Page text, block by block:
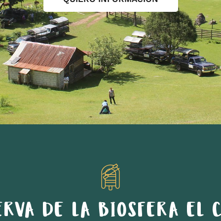
DE LA BIOSFERA EL